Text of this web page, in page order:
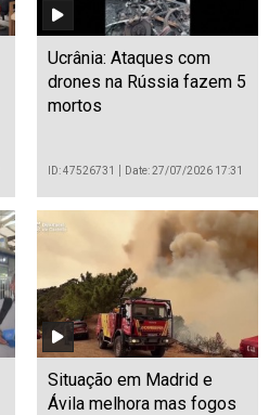
Ucrânia: Ataques com
drones na Rússia fazem 5
mortos
ID: 47526731 Date: 27/07/2026 17:31
Situação em Madrid e
Ávila melhora mas fogos